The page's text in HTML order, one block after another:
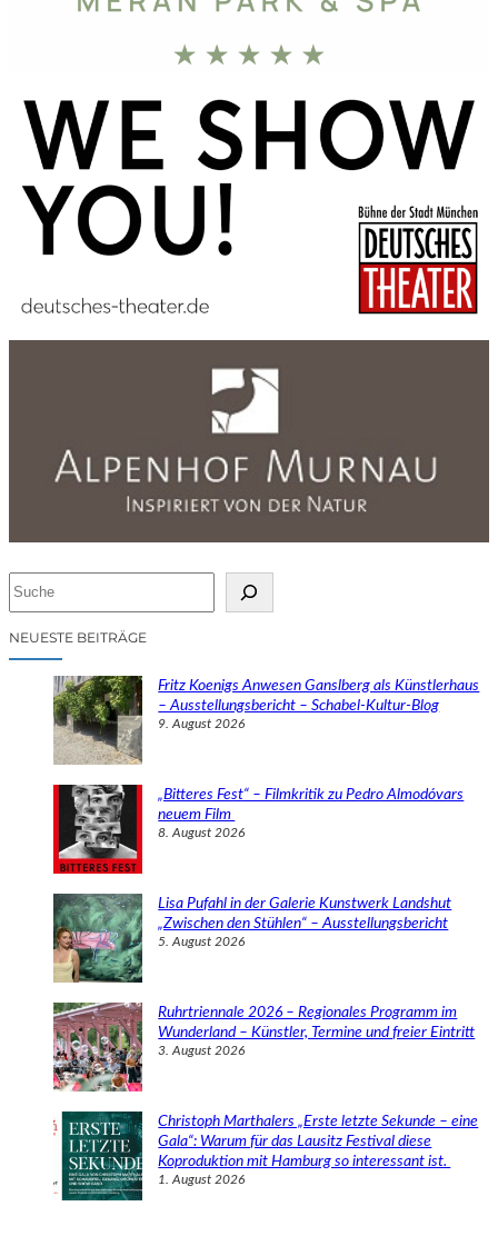
cNEUESTE BEITRÄGE
Fritz Koenigs Anwesen Ganslberg als Künstlerhaus
– Ausstellungsbericht – Schabel-Kultur-Blog
9. August 2026
„Bitteres Fest“ – Filmkritik zu Pedro Almodóvars
neuem Film
8. August 2026
Lisa Pufahl in der Galerie Kunstwerk Landshut
„Zwischen den Stühlen“ – Ausstellungsbericht
5. August 2026
Ruhrtriennale 2026 – Regionales Programm im
Wunderland – Künstler, Termine und freier Eintritt
3. August 2026
Christoph Marthalers „Erste letzte Sekunde – eine
Gala“: Warum für das Lausitz Festival diese
Koproduktion mit Hamburg so interessant ist.
1. August 2026